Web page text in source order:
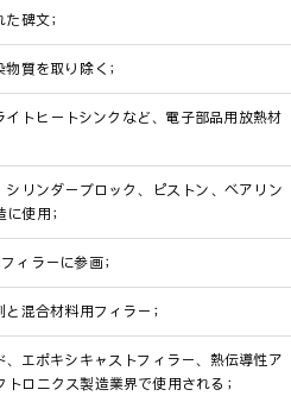
碑文；
質を取り除く；
トヒートシンクなど、電子部品用放熱材
リンダーブロック、ピストン、ベアリン
使用；
ィラーに参画；
混合材料用フィラー；
エポキシキャストフィラー、熱伝導性ア
ロニクス製造業界で使用される；